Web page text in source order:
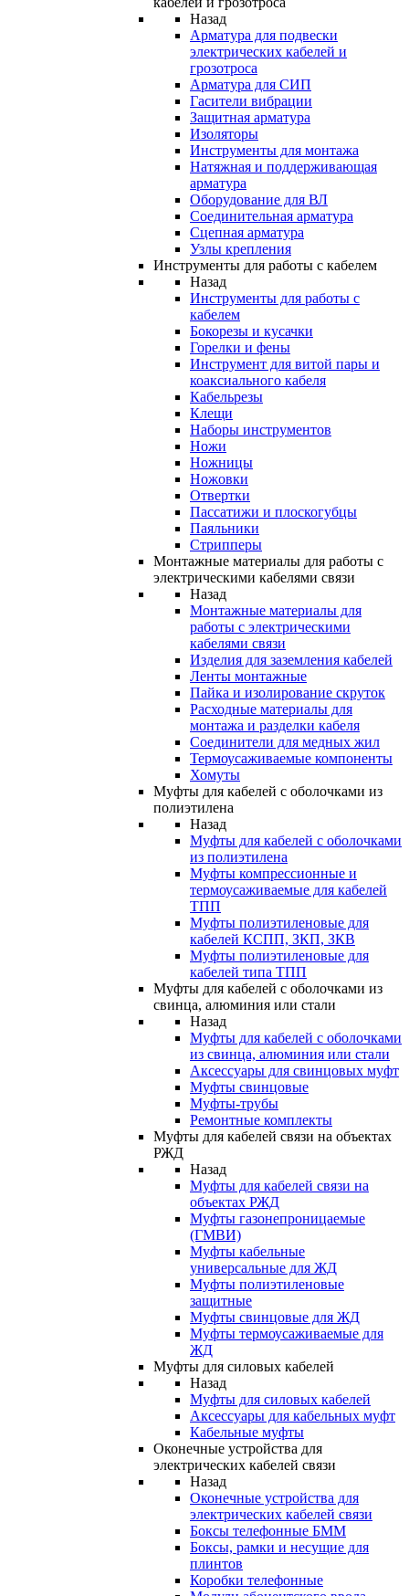
Назад
Арматура для подвески
электрических кабелей и
грозотроса
Арматура для СИП
Гасители вибрации
Защитная арматура
Изоляторы
Инструменты для монтажа
Натяжная и поддерживающая
арматура
Оборудование для ВЛ
Соединительная арматура
Сцепная арматура
Узлы крепления
Инструменты для работы с кабелем
Назад
Инструменты для работы с
кабелем
Бокорезы и кусачки
Горелки и фены
Инструмент для витой пары и
коаксиального кабеля
Кабельрезы
Клещи
Наборы инструментов
Ножи
Ножницы
Ножовки
Отвертки
Пассатижи и плоскогубцы
Паяльники
Стрипперы
Монтажные материалы для работы с
электрическими кабелями связи
Назад
Монтажные материалы для
работы с электрическими
кабелями связи
Изделия для заземления кабелей
Ленты монтажные
Пайка и изолирование скруток
Расходные материалы для
монтажа и разделки кабеля
Соединители для медных жил
Термоусаживаемые компоненты
Хомуты
Муфты для кабелей с оболочками из
полиэтилена
Назад
Муфты для кабелей с оболочками
из полиэтилена
Муфты компрессионные и
термоусаживаемые для кабелей
ТПП
Муфты полиэтиленовые для
кабелей КСПП, ЗКП, ЗКВ
Муфты полиэтиленовые для
кабелей типа ТПП
Муфты для кабелей с оболочками из
свинца, алюминия или стали
Назад
Муфты для кабелей с оболочками
из свинца, алюминия или стали
Аксессуары для свинцовых муфт
Муфты свинцовые
Муфты-трубы
Ремонтные комплекты
Муфты для кабелей связи на объектах
РЖД
Назад
Муфты для кабелей связи на
объектах РЖД
Муфты газонепроницаемые
(ГМВИ)
Муфты кабельные
универсальные для ЖД
Муфты полиэтиленовые
защитные
Муфты свинцовые для ЖД
Муфты термоусаживаемые для
ЖД
Муфты для силовых кабелей
Назад
Муфты для силовых кабелей
Аксессуары для кабельных муфт
Кабельные муфты
Оконечные устройства для
электрических кабелей связи
Назад
Оконечные устройства для
электрических кабелей связи
Боксы телефонные БММ
Боксы, рамки и несущие для
плинтов
Коробки телефонные